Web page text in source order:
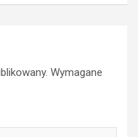
Wymagane